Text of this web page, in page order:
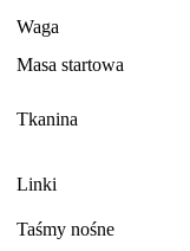
Waga
Masa startowa
Tkanina
Linki
Taśmy nośne